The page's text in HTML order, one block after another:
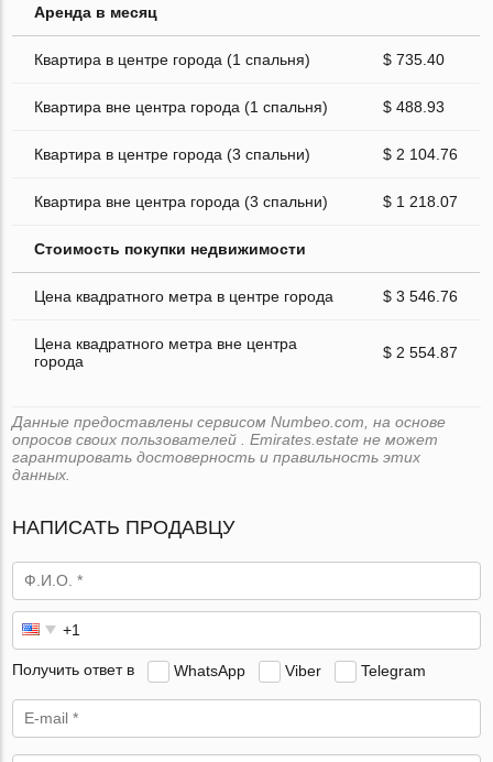
Аренда в месяц
Квартира в центре города (1 спальня) $ 735.40
Квартира вне центра города (1 спальня) $ 488.93
Квартира в центре города (3 спальни) $ 2 104.76
Квартира вне центра города (3 спальни) $ 1 218.07
Стоимость покупки недвижимости
Цена квадратного метра в центре города $ 3 546.76
Цена квадратного метра вне центра
города
$ 2 554.87
Данные предоставлены сервисом Numbeo.com, на основе
опросов своих пользователей . Emirates.estate не может
гарантировать достоверность и правильность этих
данных.
НАПИСАТЬ ПРОДАВЦУ
Получить ответ в WhatsApp Viber Telegram